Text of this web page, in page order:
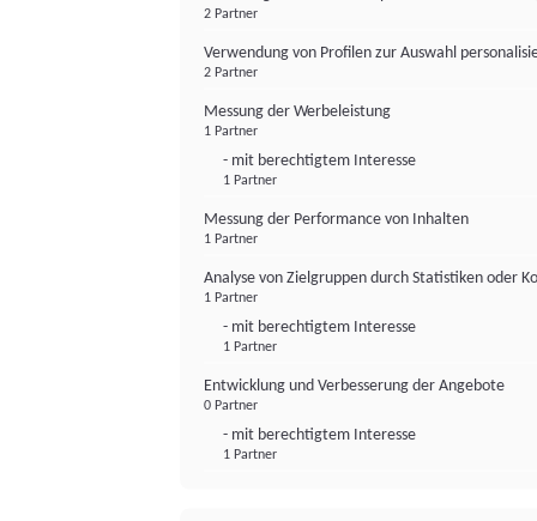
2 Partner
Verwendung von Profilen zur Auswahl
2 Partner
Messung der Werbeleistung
1 Partner
- mit berechtigtem Interesse
1 Partner
Messung der Performance von Inhalten
1 Partner
Analyse von Zielgruppen durch Statistiken oder
1 Partner
- mit berechtigtem Interesse
1 Partner
Entwicklung und Verbesserung der Angebote
0 Partner
- mit berechtigtem Interesse
1 Partner